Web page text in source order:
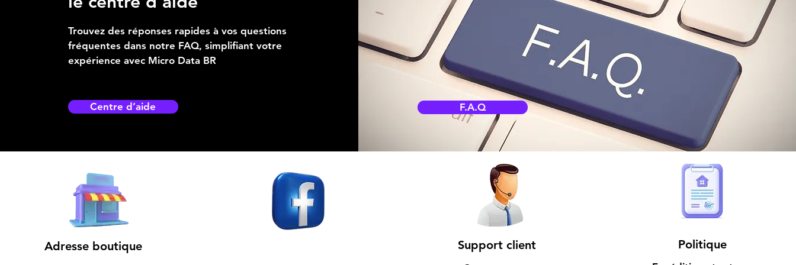
Trouvez des réponses rapides à vos questions
fréquentes dans notre FAQ, simplifiant votre
expérience avec Micro Data BR
Centre d’aide F.A.Q
Adresse boutique Support client Politique